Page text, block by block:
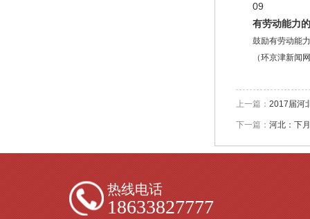
09
有劳动能力
鼓励有劳动能
（环京津新闻
上一篇： 2017届河
下一篇： 河北：下
热线电话
18633827777